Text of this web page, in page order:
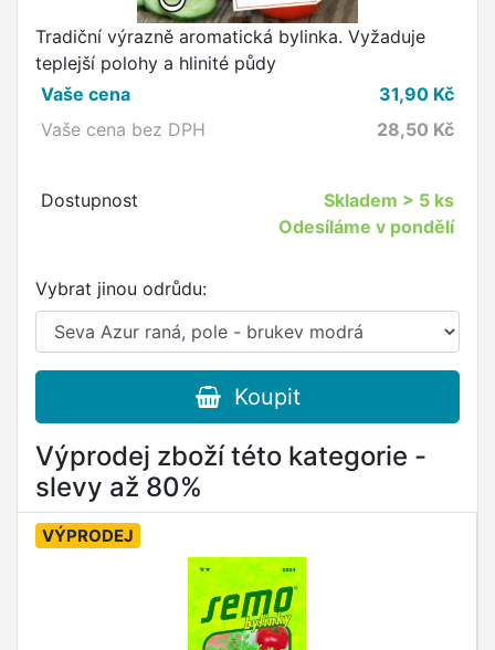
Tradiční výrazně aromatická bylinka. Vyžaduje
teplejší polohy a hlinité půdy
Vaše cena
31,90 Kč
Vaše cena bez DPH
28,50 Kč
Dostupnost Skladem > 5 ks
Odesíláme v pondělí
Vybrat jinou odrůdu:
Koupit
Výprodej zboží této kategorie -
slevy až 80%
VÝPRODEJ